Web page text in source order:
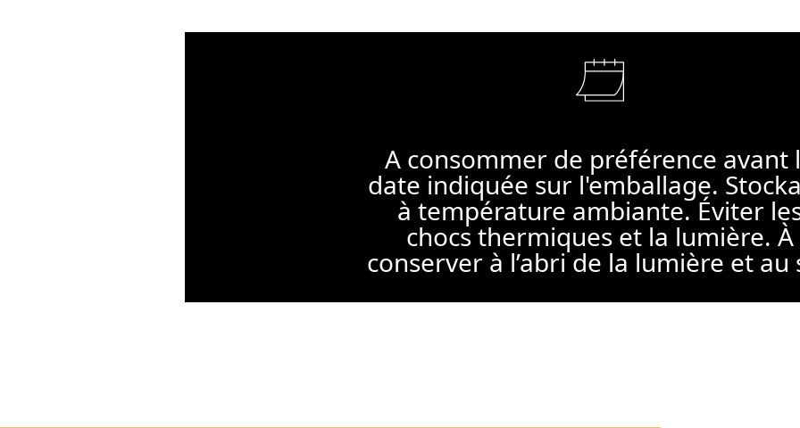
A consommer de préférence avant
date indiquée sur l'emballage.
à température ambiante. Éviter
chocs thermiques et la lumière. À
conserver à l’abri de la lumière et au